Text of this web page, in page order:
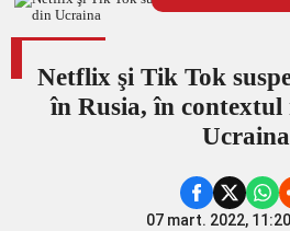
Netflix şi Tik Tok
în Rusia, în
Ucraina
07 mart. 2022,